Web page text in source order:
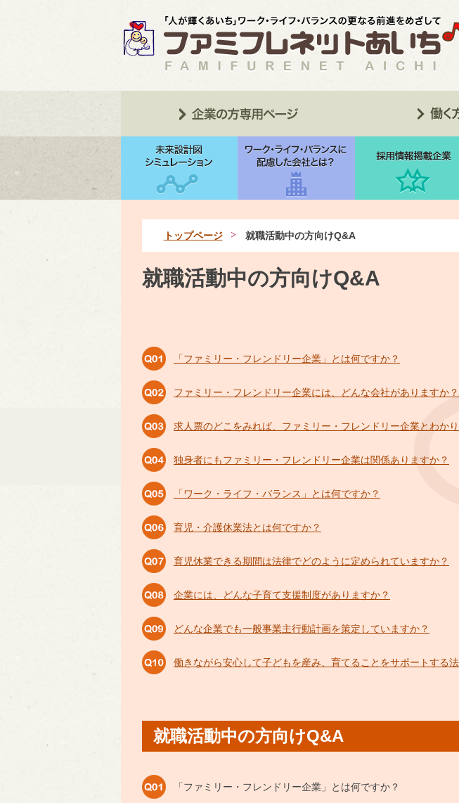
トップページ 就職活動中の方向けQ&A
就職活動中の方向けQ&A
「ファミリー・フレンドリー企業」とは何ですか？
ファミリー・フレンドリー企業には、どんな会社がありますか？
求人票のどこをみれば、ファミリー・フレンドリー企業とわか
独身者にもファミリー・フレンドリー企業は関係ありますか？
「ワーク・ライフ・バランス」とは何ですか？
育児・介護休業法とは何ですか？
育児休業できる期間は法律でどのように定められていますか？
企業には、どんな子育て支援制度がありますか？
どんな企業でも一般事業主行動計画を策定していますか？
働きながら安心して子どもを産み、育てることをサポートする
就職活動中の方向けQ&A
「ファミリー・フレンドリー企業」とは何ですか？